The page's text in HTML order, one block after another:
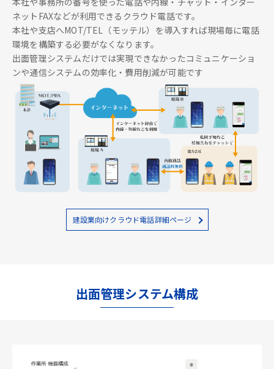
ネットFAXなどが利用できるクラウド電話です。
本社や支店へMOT/TEL（モッテル）を導入すれば現場毎に電話
環境を構築する必要がなくなります。
出面管理システムだけでは実現できなかったコミュニケーショ
ンや通信システムの効率化・費用削減が可能です
建設業向けクラウド電話詳細ページ
出面管理システム構成